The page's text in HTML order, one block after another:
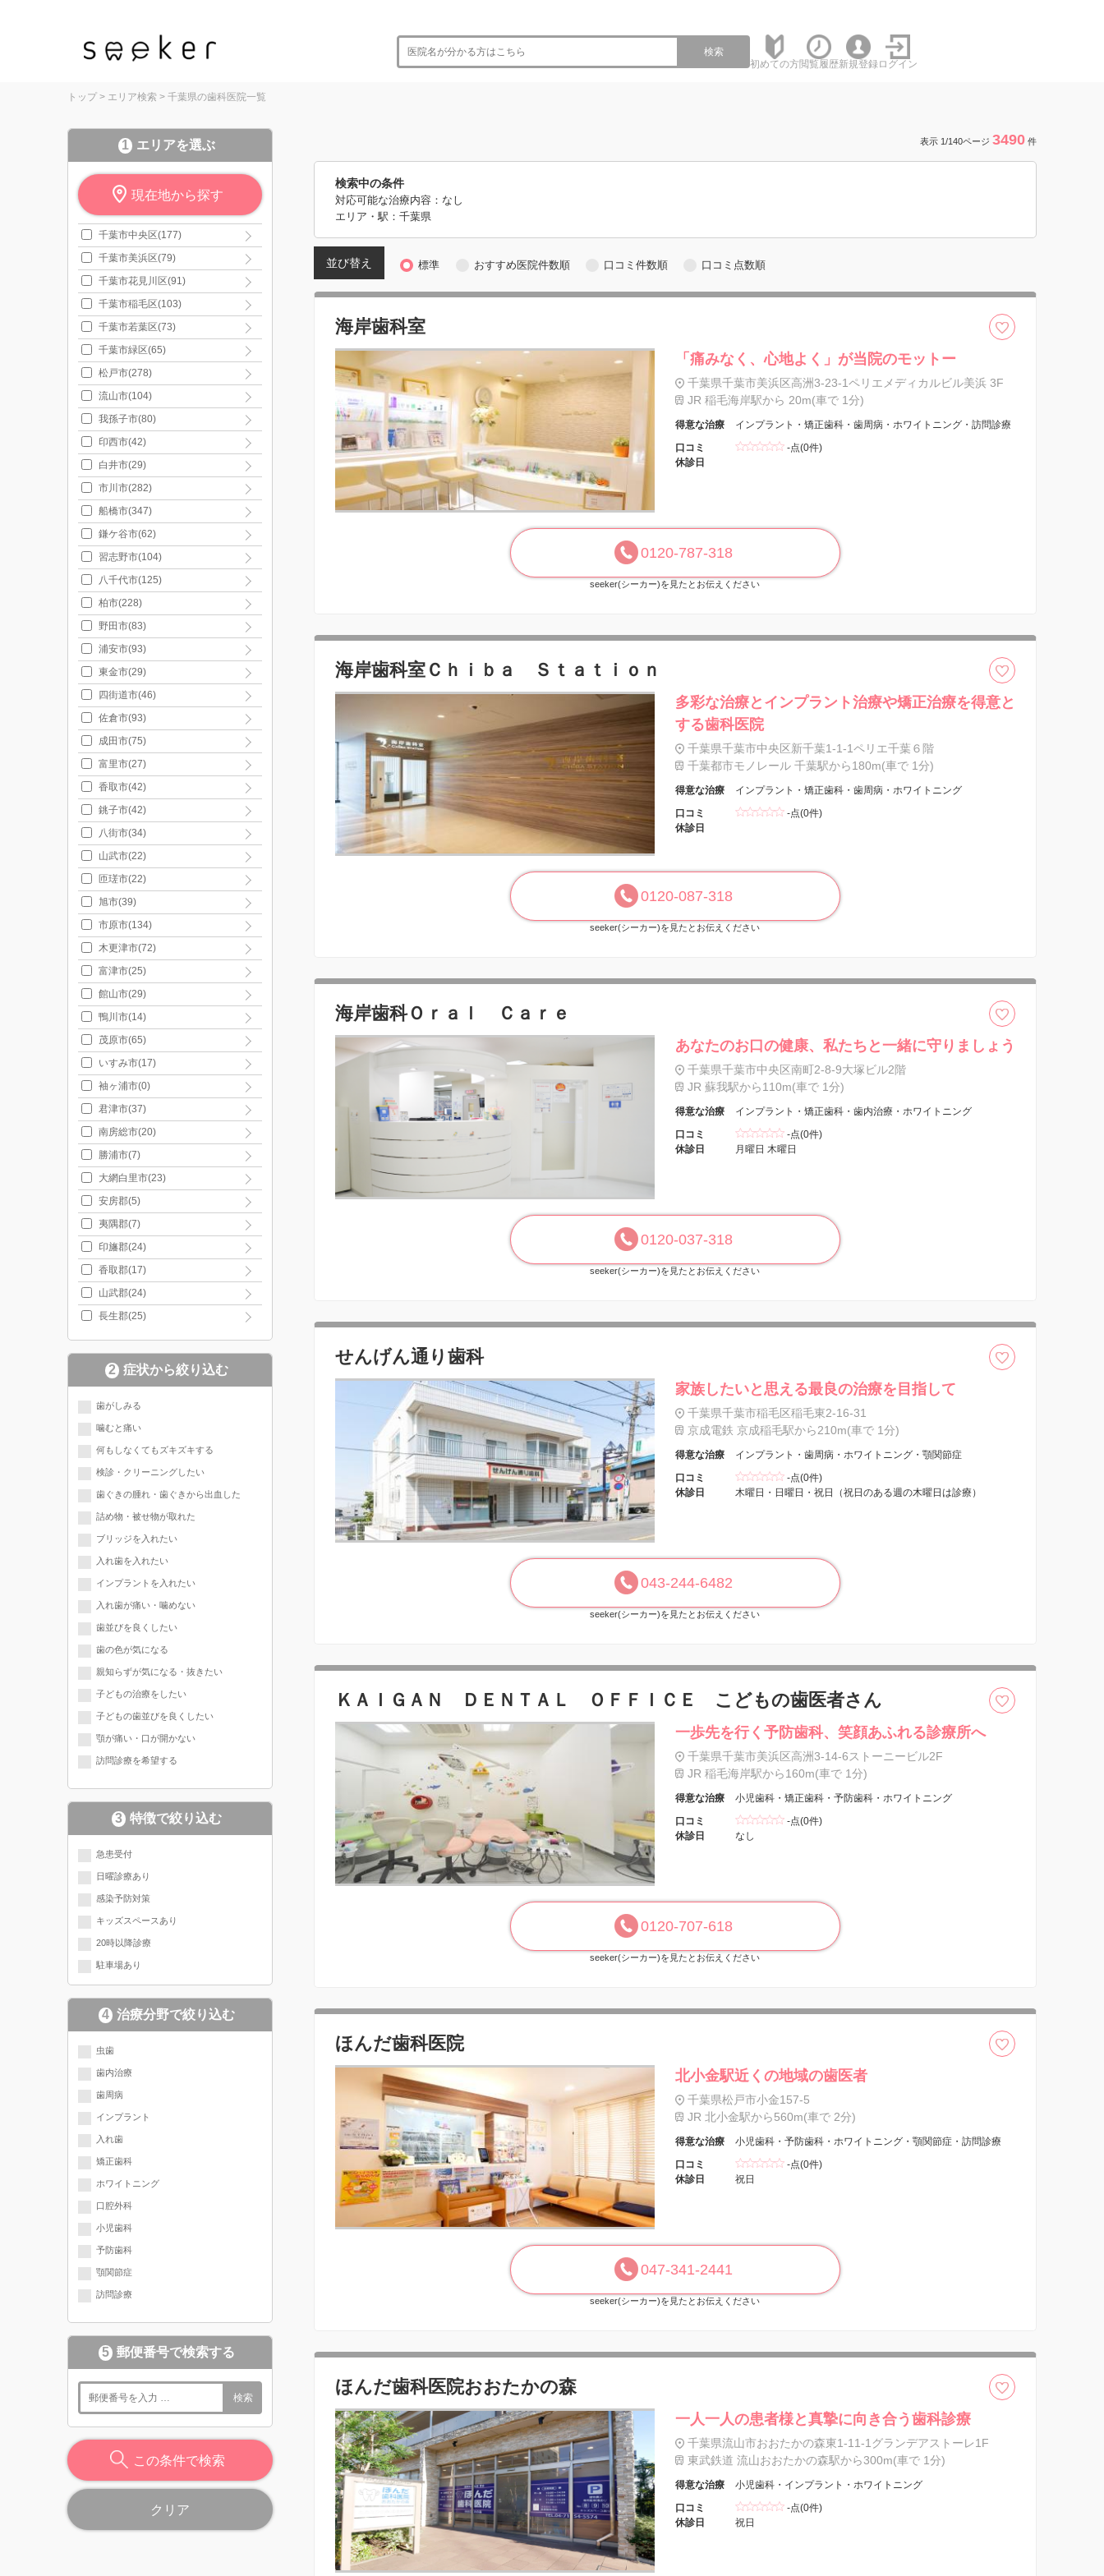
検索
初めての方閲覧履歴新規登録 ログイン
トップ > エリア検索 > 千葉県の歯科医院一覧
1 エリアを選ぶ
現在地から探す
千葉市中央区(177)
千葉市美浜区(79)
千葉市花見川区(91)
千葉市稲毛区(103)
千葉市若葉区(73)
千葉市緑区(65)
松戸市(278)
流山市(104)
我孫子市(80)
印西市(42)
白井市(29)
市川市(282)
船橋市(347)
鎌ケ谷市(62)
習志野市(104)
八千代市(125)
柏市(228)
野田市(83)
浦安市(93)
東金市(29)
四街道市(46)
佐倉市(93)
成田市(75)
富里市(27)
香取市(42)
銚子市(42)
八街市(34)
山武市(22)
匝瑳市(22)
旭市(39)
市原市(134)
木更津市(72)
富津市(25)
館山市(29)
鴨川市(14)
茂原市(65)
いすみ市(17)
袖ヶ浦市(0)
君津市(37)
南房総市(20)
勝浦市(7)
大網白里市(23)
安房郡(5)
夷隅郡(7)
印旛郡(24)
香取郡(17)
山武郡(24)
長生郡(25)
2 症状から絞り込む
歯がしみる
噛むと痛い
何もしなくてもズキズキする
検診・クリーニングしたい
歯ぐきの腫れ・歯ぐきから出血した
詰め物・被せ物が取れた
ブリッジを入れたい
入れ歯を入れたい
インプラントを入れたい
入れ歯が痛い・噛めない
歯並びを良くしたい
歯の色が気になる
親知らずが気になる・抜きたい
子どもの治療をしたい
子どもの歯並びを良くしたい
顎が痛い・口が開かない
訪問診療を希望する
3 特徴で絞り込む
急患受付
日曜診療あり
感染予防対策
キッズスペースあり
20時以降診療
駐車場あり
4 治療分野で絞り込む
現在選択されている分野にチェッ
クが入っています
虫歯
歯内治療
歯周病
インプラント
入れ歯
矯正歯科
ホワイトニング
口腔外科
小児歯科
予防歯科
顎関節症
訪問診療
5 郵便番号で検索する
検索
この条件で検索
クリア
表示 1/140ページ 3490 件
検索中の条件
対応可能な治療内容：なし
エリア・駅：千葉県
並び替え 標準 おすすめ医院件数順 口コミ件数順 口コミ点数順
海岸歯科室
「痛みなく、心地よく」が当院のモットー
千葉県千葉市美浜区高洲3-23-1ペリエメディカルビル美浜 3F
JR 稲毛海岸駅から 20m(車で 1分)
得意な治療
インプラント・矯正歯科・歯周病・ホワイトニング・訪問診療
口コミ
-点(0件)
休診日
0120-787-318
seeker(シーカー)を見たとお伝えください
海岸歯科室Ｃｈｉｂａ Ｓｔａｔｉｏｎ
多彩な治療とインプラント治療や矯正治療を得意と
する歯科医院
千葉県千葉市中央区新千葉1-1-1ペリエ千葉６階
千葉都市モノレール 千葉駅から180m(車で 1分)
得意な治療
インプラント・矯正歯科・歯周病・ホワイトニング
口コミ
-点(0件)
休診日
0120-087-318
seeker(シーカー)を見たとお伝えください
海岸歯科Ｏｒａｌ Ｃａｒｅ
あなたのお口の健康、私たちと一緒に守りましょう
千葉県千葉市中央区南町2-8-9大塚ビル2階
JR 蘇我駅から110m(車で 1分)
得意な治療
インプラント・矯正歯科・歯内治療・ホワイトニング
口コミ
-点(0件)
休診日
月曜日 木曜日
0120-037-318
seeker(シーカー)を見たとお伝えください
せんげん通り歯科
家族したいと思える最良の治療を目指して
千葉県千葉市稲毛区稲毛東2-16-31
京成電鉄 京成稲毛駅から210m(車で 1分)
得意な治療
インプラント・歯周病・ホワイトニング・顎関節症
口コミ
-点(0件)
休診日
木曜日・日曜日・祝日（祝日のある週の木曜日は診療）
043-244-6482
seeker(シーカー)を見たとお伝えください
ＫＡＩＧＡＮ ＤＥＮＴＡＬ ＯＦＦＩＣＥ こどもの歯医者さん
一歩先を行く予防歯科、笑顔あふれる診療所へ
千葉県千葉市美浜区高洲3-14-6ストーニービル2F
JR 稲毛海岸駅から160m(車で 1分)
得意な治療
小児歯科・矯正歯科・予防歯科・ホワイトニング
口コミ
-点(0件)
休診日
なし
0120-707-618
seeker(シーカー)を見たとお伝えください
ほんだ歯科医院
北小金駅近くの地域の歯医者
千葉県松戸市小金157-5
JR 北小金駅から560m(車で 2分)
得意な治療
小児歯科・予防歯科・ホワイトニング・顎関節症・訪問診療
口コミ
-点(0件)
休診日
祝日
047-341-2441
seeker(シーカー)を見たとお伝えください
ほんだ歯科医院おおたかの森
一人一人の患者様と真摯に向き合う歯科診療
千葉県流山市おおたかの森東1-11-1グランデアストーレ1F
東武鉄道 流山おおたかの森駅から300m(車で 1分)
得意な治療
小児歯科・インプラント・ホワイトニング
口コミ
-点(0件)
休診日
祝日